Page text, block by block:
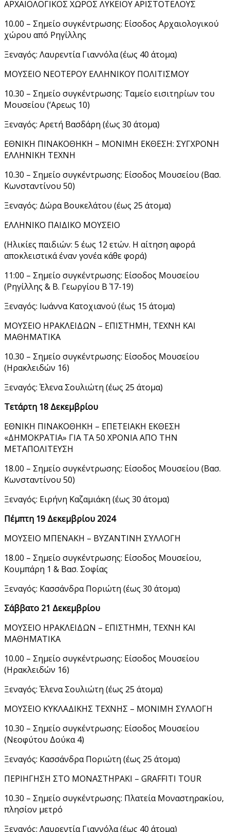
ΑΡΧΑΙΟΛΟΓΙΚΟΣ ΧΩΡΟΣ ΛΥΚΕΙΟΥ ΑΡΙΣΤΟΤΕΛΟΥΣ
10.00 – Σημείο συγκέντρωσης: Είσοδος Αρχαιολογικού
χώρου από Ρηγίλλης
Ξεναγός: Λαυρεντία Γιαννόλα (έως 40 άτομα)
ΜΟΥΣΕΙΟ ΝΕΟΤΕΡΟΥ ΕΛΛΗΝΙΚΟΥ ΠΟΛΙΤΙΣΜΟΥ
10.30 – Σημείο συγκέντρωσης: Ταμείο εισιτηρίων του
Μουσείου (‘Αρεως 10)
Ξεναγός: Αρετή Βασδάρη (έως 30 άτομα)
ΕΘΝΙΚΗ ΠΙΝΑΚΟΘΗΚΗ – ΜΟΝΙΜΗ ΕΚΘΕΣΗ: ΣΥΓΧΡΟΝΗ
ΕΛΛΗΝΙΚΗ ΤΕΧΝΗ
10.30 – Σημείο συγκέντρωσης: Είσοδος Μουσείου (Βασ.
Κωνσταντίνου 50)
Ξεναγός: Δώρα Βουκελάτου (έως 25 άτομα)
ΕΛΛΗΝΙΚΟ ΠΑΙΔΙΚΟ ΜΟΥΣΕΙΟ
(Ηλικίες παιδιών: 5 έως 12 ετών. H αίτηση αφορά
αποκλειστικά έναν γονέα κάθε φορά)
11:00 – Σημείο συγκέντρωσης: Είσοδος Μουσείου
(Ρηγίλλης & Β. Γεωργίου Β΄ 17-19)
Ξεναγός: Ιωάννα Κατοχιανού (έως 15 άτομα)
ΜΟΥΣΕΙΟ ΗΡΑΚΛΕΙΔΩΝ – ΕΠΙΣΤΗΜΗ, ΤΕΧΝΗ ΚΑΙ
ΜΑΘΗΜΑΤΙΚΑ
10.30 – Σημείο συγκέντρωσης: Είσοδος Μουσείου
(Ηρακλειδών 16)
Ξεναγός: Έλενα Σουλιώτη (έως 25 άτομα)
Τετάρτη 18 Δεκεμβρίου
ΕΘΝΙΚΗ ΠΙΝΑΚΟΘΗΚΗ – ΕΠΕΤΕΙΑΚΗ ΕΚΘΕΣΗ
«ΔΗΜΟΚΡΑΤΙΑ» ΓΙΑ ΤΑ 50 ΧΡΟΝΙΑ ΑΠΟ ΤΗΝ
ΜΕΤΑΠΟΛΙΤΕΥΣΗ
18.00 – Σημείο συγκέντρωσης: Είσοδος Μουσείου (Βασ.
Κωνσταντίνου 50)
Ξεναγός: Ειρήνη Καζαμιάκη (έως 30 άτομα)
Πέμπτη 19 Δεκεμβρίου 2024
ΜΟΥΣΕΙΟ ΜΠΕΝΑΚΗ – ΒΥΖΑΝΤΙΝΗ ΣΥΛΛΟΓΗ
18.00 – Σημείο συγκέντρωσης: Είσοδος Μουσείου,
Κουμπάρη 1 & Βασ. Σοφίας
Ξεναγός: Κασσάνδρα Ποριώτη (έως 30 άτομα)
Σάββατο 21 Δεκεμβρίου
ΜΟΥΣΕΙΟ ΗΡΑΚΛΕΙΔΩΝ – ΕΠΙΣΤΗΜΗ, ΤΕΧΝΗ ΚΑΙ
ΜΑΘΗΜΑΤΙΚΑ
10.00 – Σημείο συγκέντρωσης: Είσοδος Μουσείου
(Ηρακλειδών 16)
Ξεναγός: Έλενα Σουλιώτη (έως 25 άτομα)
ΜΟΥΣΕΙΟ ΚΥΚΛΑΔΙΚΗΣ ΤΕΧΝΗΣ – ΜΟΝΙΜΗ ΣΥΛΛΟΓΗ
10.30 – Σημείο συγκέντρωσης: Είσοδος Μουσείου
(Νεοφύτου Δούκα 4)
Ξεναγός: Κασσάνδρα Ποριώτη (έως 25 άτομα)
ΠΕΡΙΗΓΗΣΗ ΣΤΟ ΜΟΝΑΣΤΗΡΑΚΙ – GRAFFITI TOUR
10.30 – Σημείο συγκέντρωσης: Πλατεία Μοναστηρακίου,
πλησίον μετρό
Ξεναγός: Λαυρεντία Γιαννόλα (έως 40 άτομα)